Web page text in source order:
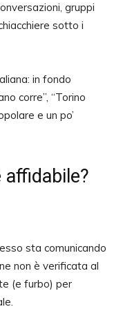
gruppi
sotto i
in fondo
corre”, “Torino
e un po’
affidabile?
sta comunicando
non è verificata al
(e furbo) per